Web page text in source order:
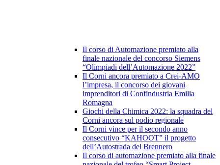
Il corso di Automazione premiato alla
finale nazionale del concorso Siemens
“Olimpiadi dell’Automazione 2022”
Il Corni ancora premiato a Crei-AMO
l’impresa, il concorso dei giovani
imprenditori di Confindustria Emilia
Romagna
Giochi della Chimica 2022: la squadra del
Corni ancora sul podio regionale
Il Corni vince per il secondo anno
consecutivo “KAHOOT” il progetto
dell’Autostrada del Brennero
Il corso di automazione premiato alla finale